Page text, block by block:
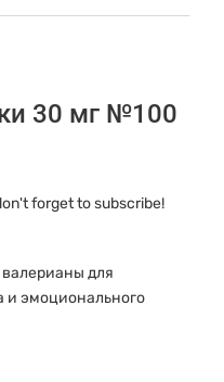
30 мг №100
forget to subscribe!
для
и эмоционального